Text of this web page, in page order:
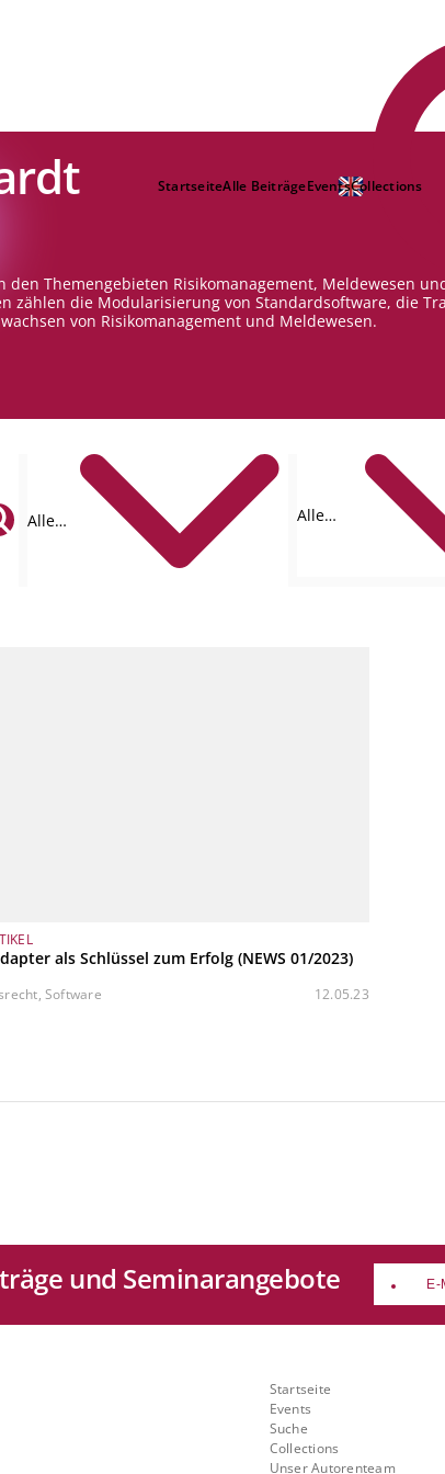
StartseiteAlle BeiträgeEventsCollections
Themengebieten Risikomanagement, Meldewesen
zählen die Modularisierung von Standardsoftware, die
von Risikomanagement und Meldewesen.
Alle
Alle
als Schlüssel zum Erfolg (NEWS 01/2023)
Software 12.05.23
und Seminarangebote
email
Startseite
Events
Suche
Collections
Unser Autorenteam